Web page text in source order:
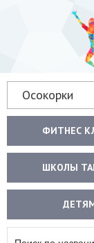
Осокорки
ФИТНЕС
ШКОЛЫ